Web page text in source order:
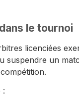
le tournoi
licenciées
suspendre un
: